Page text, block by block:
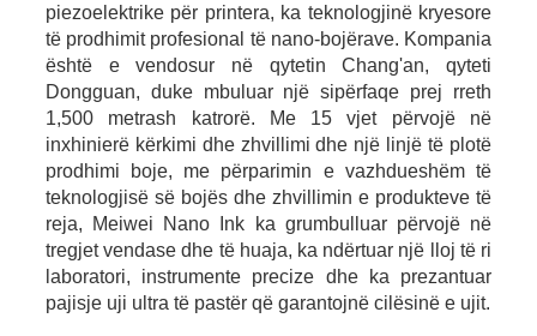
piezoelektrike për printera, ka teknologjinë kryesore
të prodhimit profesional të nano-bojërave. Kompania
është e vendosur në qytetin Chang'an, qyteti
Dongguan, duke mbuluar një sipërfaqe prej rreth
1,500 metrash katrorë. Me 15 vjet përvojë në
inxhinierë kërkimi dhe zhvillimi dhe një linjë të plotë
prodhimi boje, me përparimin e vazhdueshëm të
teknologjisë së bojës dhe zhvillimin e produkteve të
reja, Meiwei Nano Ink ka grumbulluar përvojë në
tregjet vendase dhe të huaja, ka ndërtuar një lloj të ri
laboratori, instrumente precize dhe ka prezantuar
pajisje uji ultra të pastër që garantojnë cilësinë e ujit.